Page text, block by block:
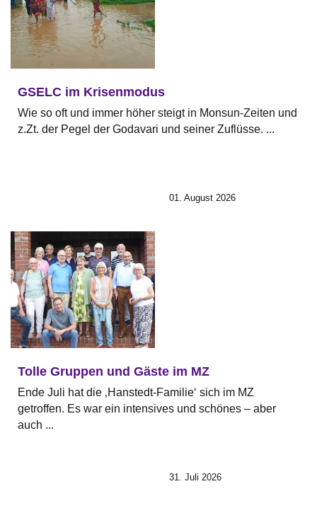
GSELC im Krisenmodus
Wie so oft und immer höher steigt in Monsun-Zeiten und
z.Zt. der Pegel der Godavari und seiner Zuflüsse. ...
01. August 2026
Tolle Gruppen und Gäste im MZ
Ende Juli hat die ‚Hanstedt-Familie‘ sich im MZ
getroffen. Es war ein intensives und schönes – aber
auch ...
31. Juli 2026